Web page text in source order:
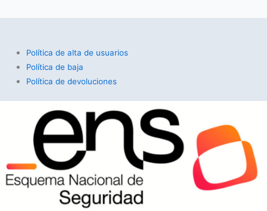
Política de alta de usuarios
Política de baja
Política de devoluciones